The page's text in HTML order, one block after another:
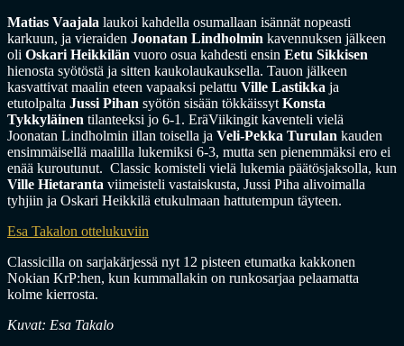
Matias Vaajala laukoi kahdella osumallaan isännät nopeasti
karkuun, ja vieraiden Joonatan Lindholmin kavennuksen jälkeen
oli Oskari Heikkilän vuoro osua kahdesti ensin Eetu Sikkisen
hienosta syötöstä ja sitten kaukolaukauksella. Tauon jälkeen
kasvattivat maalin eteen vapaaksi pelattu Ville Lastikka ja
etutolpalta Jussi Pihan syötön sisään tökkäissyt Konsta
Tykkyläinen tilanteeksi jo 6-1. EräViikingit kaventeli vielä
Joonatan Lindholmin illan toisella ja Veli-Pekka Turulan kauden
ensimmäisellä maalilla lukemiksi 6-3, mutta sen pienemmäksi ero ei
enää kuroutunut. Classic komisteli vielä lukemia päätösjaksolla, kun
Ville Hietaranta viimeisteli vastaiskusta, Jussi Piha alivoimalla
tyhjiin ja Oskari Heikkilä etukulmaan hattutempun täyteen.
Esa Takalon ottelukuviin
Classicilla on sarjakärjessä nyt 12 pisteen etumatka kakkonen
Nokian KrP:hen, kun kummallakin on runkosarjaa pelaamatta
kolme kierrosta.
Kuvat: Esa Takalo